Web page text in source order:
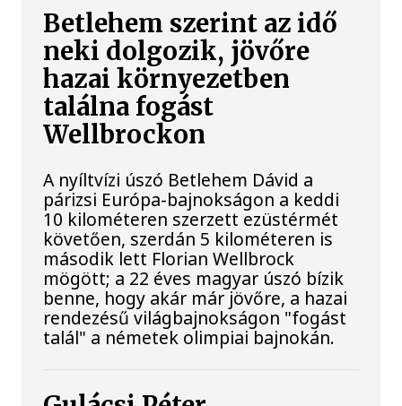
Betlehem szerint az idő
neki dolgozik, jövőre
hazai környezetben
találna fogást
Wellbrockon
A nyíltvízi úszó Betlehem Dávid a
párizsi Európa-bajnokságon a keddi
10 kilométeren szerzett ezüstérmét
követően, szerdán 5 kilométeren is
második lett Florian Wellbrock
mögött; a 22 éves magyar úszó bízik
benne, hogy akár már jövőre, a hazai
rendezésű világbajnokságon "fogást
talál" a németek olimpiai bajnokán.